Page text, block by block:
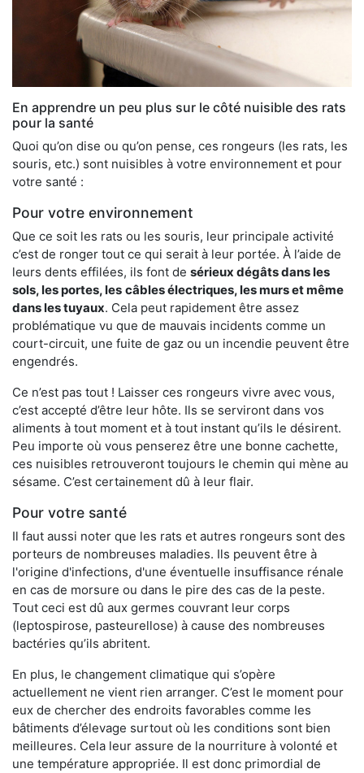
En apprendre un peu plus sur le côté nuisible des rats
pour la santé
Quoi qu’on dise ou qu’on pense, ces rongeurs (les rats, les
souris, etc.) sont nuisibles à votre environnement et pour
votre santé :
Pour votre environnement
Que ce soit les rats ou les souris, leur principale activité
c’est de ronger tout ce qui serait à leur portée. À l’aide de
leurs dents effilées, ils font de sérieux dégâts dans les
sols, les portes, les câbles électriques, les murs et même
dans les tuyaux. Cela peut rapidement être assez
problématique vu que de mauvais incidents comme un
court-circuit, une fuite de gaz ou un incendie peuvent être
engendrés.
Ce n’est pas tout ! Laisser ces rongeurs vivre avec vous,
c’est accepté d’être leur hôte. Ils se serviront dans vos
aliments à tout moment et à tout instant qu’ils le désirent.
Peu importe où vous penserez être une bonne cachette,
ces nuisibles retrouveront toujours le chemin qui mène au
sésame. C’est certainement dû à leur flair.
Pour votre santé
Il faut aussi noter que les rats et autres rongeurs sont des
porteurs de nombreuses maladies. Ils peuvent être à
l'origine d'infections, d'une éventuelle insuffisance rénale
en cas de morsure ou dans le pire des cas de la peste.
Tout ceci est dû aux germes couvrant leur corps
(leptospirose, pasteurellose) à cause des nombreuses
bactéries qu’ils abritent.
En plus, le changement climatique qui s’opère
actuellement ne vient rien arranger. C’est le moment pour
eux de chercher des endroits favorables comme les
bâtiments d’élevage surtout où les conditions sont bien
meilleures. Cela leur assure de la nourriture à volonté et
une température appropriée. Il est donc primordial de